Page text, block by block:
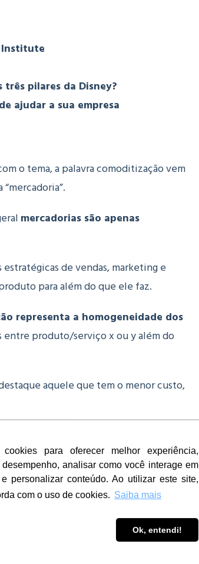
cookies para oferecer melhor experiência,
analisar como você interage em
personalizar conteúdo. Ao utilizar este site,
com o uso de cookies. Saiba mais
Ok, entendi!
Institute
pilares da Disney?
ajudar a sua empresa
o tema, a palavra comoditização vem
mercadorias são apenas
estratégicas de vendas, marketing e
para além do que ele faz.
representa a homogeneidade dos
entre produto/serviço x ou y além do
aquele que tem o menor custo,
um pensamento inovador para criar
a diminuir os preços para não
a comoditização afeta diretamente a
uma vez que as organizações
rápidos.